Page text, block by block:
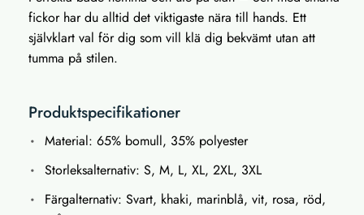
fickor har du alltid det viktigaste nära till hands. Ett
självklart val för dig som vill klä dig bekvämt utan att
tumma på stilen.
Produktspecifikationer
Material: 65% bomull, 35% polyester
Storleksalternativ: S, M, L, XL, 2XL, 3XL
Färgalternativ: Svart, khaki, marinblå, vit, rosa, röd,